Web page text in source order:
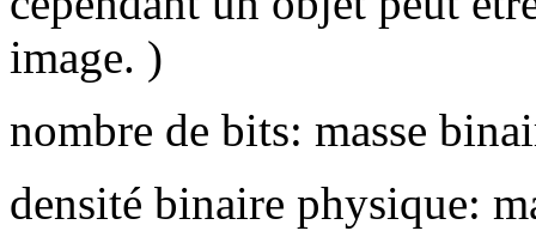
image. )
nombre de bits: masse
densité binaire physique: